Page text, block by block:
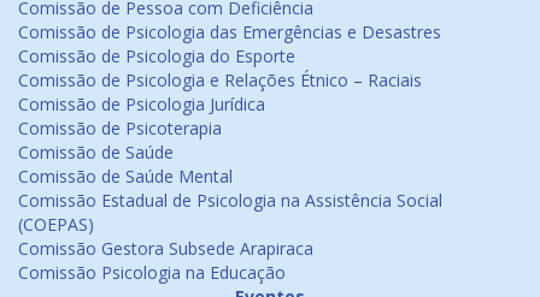
Comissão de Pessoa com Deficiência
Comissão de Psicologia das Emergências e Desastres
Comissão de Psicologia do Esporte
Comissão de Psicologia e Relações Étnico – Raciais
Comissão de Psicologia Jurídica
Comissão de Psicoterapia
Comissão de Saúde
Comissão de Saúde Mental
Comissão Estadual de Psicologia na Assistência Social
(COEPAS)
Comissão Gestora Subsede Arapiraca
Comissão Psicologia na Educação